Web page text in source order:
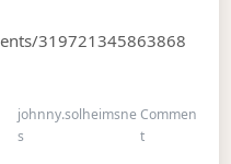
319721345863868
johnny.solheimsne
s
Commen
ton Gubbetur